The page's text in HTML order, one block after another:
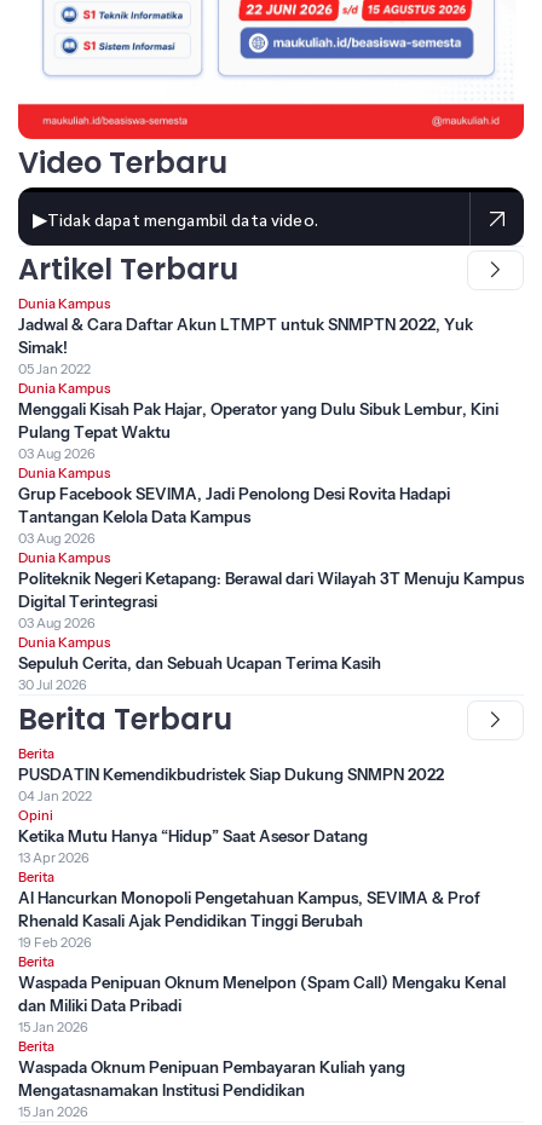
Video Terbaru
▶Tidak dapat mengambil data video.
Artikel Terbaru
Dunia Kampus
Jadwal & Cara Daftar Akun LTMPT untuk SNMPTN 2022, Yuk
Simak!
05 Jan 2022
Dunia Kampus
Menggali Kisah Pak Hajar, Operator yang Dulu Sibuk Lembur, Kini
Pulang Tepat Waktu
03 Aug 2026
Dunia Kampus
Grup Facebook SEVIMA, Jadi Penolong Desi Rovita Hadapi
Tantangan Kelola Data Kampus
03 Aug 2026
Dunia Kampus
Politeknik Negeri Ketapang: Berawal dari Wilayah 3T Menuju Kampus
Digital Terintegrasi
03 Aug 2026
Dunia Kampus
Sepuluh Cerita, dan Sebuah Ucapan Terima Kasih
30 Jul 2026
Berita Terbaru
Berita
PUSDATIN Kemendikbudristek Siap Dukung SNMPN 2022
04 Jan 2022
Opini
Ketika Mutu Hanya “Hidup” Saat Asesor Datang
13 Apr 2026
Berita
AI Hancurkan Monopoli Pengetahuan Kampus, SEVIMA & Prof
Rhenald Kasali Ajak Pendidikan Tinggi Berubah
19 Feb 2026
Berita
Waspada Penipuan Oknum Menelpon (Spam Call) Mengaku Kenal
dan Miliki Data Pribadi
15 Jan 2026
Berita
Waspada Oknum Penipuan Pembayaran Kuliah yang
Mengatasnamakan Institusi Pendidikan
15 Jan 2026